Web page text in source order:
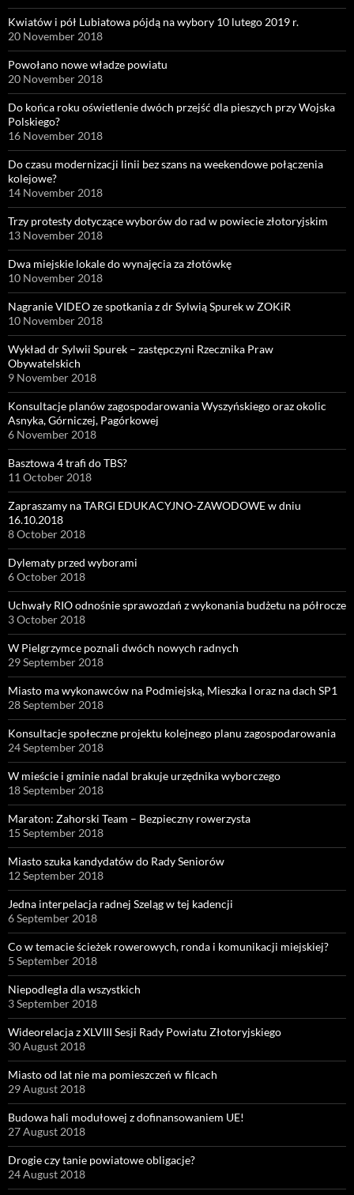
Kwiatów i pół Lubiatowa pójdą na wybory 10 lutego 2019 r.
20 November 2018
Powołano nowe władze powiatu
20 November 2018
Do końca roku oświetlenie dwóch przejść dla pieszych przy Wojska
Polskiego?
16 November 2018
Do czasu modernizacji linii bez szans na weekendowe połączenia
kolejowe?
14 November 2018
Trzy protesty dotyczące wyborów do rad w powiecie złotoryjskim
13 November 2018
Dwa miejskie lokale do wynajęcia za złotówkę
10 November 2018
Nagranie VIDEO ze spotkania z dr Sylwią Spurek w ZOKiR
10 November 2018
Wykład dr Sylwii Spurek – zastępczyni Rzecznika Praw
Obywatelskich
9 November 2018
Konsultacje planów zagospodarowania Wyszyńskiego oraz okolic
Asnyka, Górniczej, Pagórkowej
6 November 2018
Basztowa 4 trafi do TBS?
11 October 2018
Zapraszamy na TARGI EDUKACYJNO-ZAWODOWE w dniu
16.10.2018
8 October 2018
Dylematy przed wyborami
6 October 2018
Uchwały RIO odnośnie sprawozdań z wykonania budżetu na półrocze
3 October 2018
W Pielgrzymce poznali dwóch nowych radnych
29 September 2018
Miasto ma wykonawców na Podmiejską, Mieszka I oraz na dach SP1
28 September 2018
Konsultacje społeczne projektu kolejnego planu zagospodarowania
24 September 2018
W mieście i gminie nadal brakuje urzędnika wyborczego
18 September 2018
Maraton: Zahorski Team – Bezpieczny rowerzysta
15 September 2018
Miasto szuka kandydatów do Rady Seniorów
12 September 2018
Jedna interpelacja radnej Szeląg w tej kadencji
6 September 2018
Co w temacie ścieżek rowerowych, ronda i komunikacji miejskiej?
5 September 2018
Niepodległa dla wszystkich
3 September 2018
Wideorelacja z XLVIII Sesji Rady Powiatu Złotoryjskiego
30 August 2018
Miasto od lat nie ma pomieszczeń w filcach
29 August 2018
Budowa hali modułowej z dofinansowaniem UE!
27 August 2018
Drogie czy tanie powiatowe obligacje?
24 August 2018